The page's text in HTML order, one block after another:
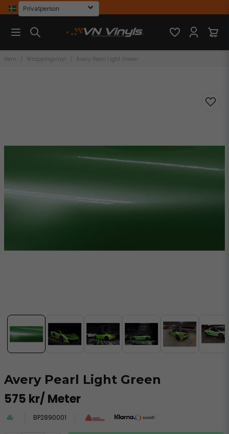
Hem Wrappingvinyl Avery Pearl Light Green
Avery Pearl Light Green
575 kr/ Meter
BP2890001